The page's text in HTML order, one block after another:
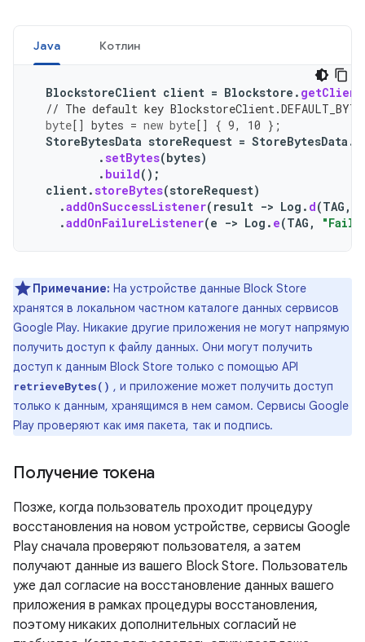
Java Котлин
BlockstoreClient client = Blockstore . getClient
// The default key
byte[] bytes = new byte[] { 9, 10 };
StoreBytesData storeRequest = StoreBytesData .
.setBytes(bytes)
. build();
client.storeBytes(storeRequest)
.addOnSuccessListener( result -> Log . d(TAG ,
.addOnFailureListener(e -> Log . e(TAG ,
Примечание: На устройстве данные Block Store
хранятся в локальном частном каталоге данных сервисов
Google Play. Никакие другие приложения не могут напрямую
получить доступ к файлу данных. Они могут получить
доступ к данным Block Store только с помощью API
retrieveBytes() , и приложение может получить доступ
только к данным, хранящимся в нем самом. Сервисы Google
Play проверяют как имя пакета, так и подпись.
Получение токена
Позже, когда пользователь проходит процедуру
восстановления на новом устройстве, сервисы Google
Play сначала проверяют пользователя, а затем
получают данные из вашего Block Store. Пользователь
уже дал согласие на восстановление данных вашего
приложения в рамках процедуры восстановления,
поэтому никаких дополнительных согласий не